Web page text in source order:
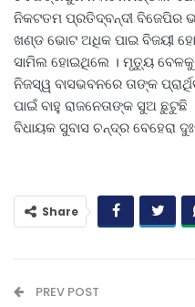
ନିକଟତମ ପ୍ରତିଦ୍ବନ୍ଦୀ ବିଜେପିର
ଖଣ୍ଡ ଭୋଟ ଅଧିକ ପାଇ ବିଜୟୀ
ସାମିଲ ହୋଇଥିଲେ । ମୃତ୍ୟୁ ବେଳକୁ
ନିଜସ୍ୱ ବାସଭବନରେ ତାଙ୍କ
ପାଇଁ ବାହୁ ରାଜନେତାଙ୍କ ସୁଅ
ବିଧାୟକ ସୁବାସ ଚନ୍ଦ୍ର ବେହେରା
Share
PREV POST